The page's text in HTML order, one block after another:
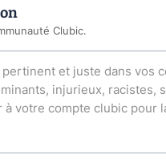
Clubic.